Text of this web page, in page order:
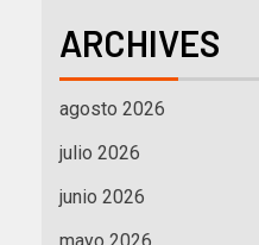
ARCHIVES
agosto 2026
julio 2026
junio 2026